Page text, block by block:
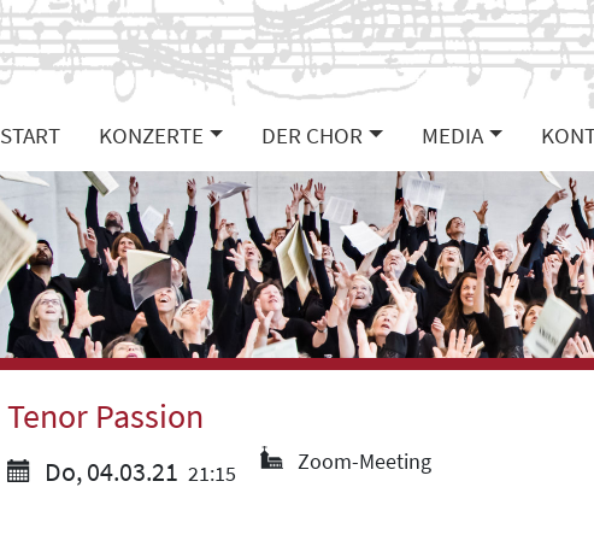
START KONZERTE DER CHOR MEDIA
Tenor Passion
Do, 04.03.21 21:15 Zoom-Meeting